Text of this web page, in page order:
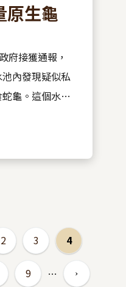
原生龜
府接獲通報，
內發現疑似私
龜。這個水池
計救出 1 隻食
2 3 4
9 …